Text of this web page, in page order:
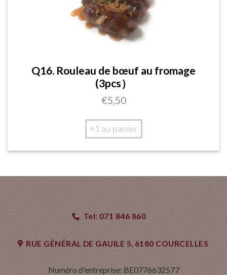
Q16. Rouleau de bœuf au fromage
(3pcs）
€5,50
+1 au panier
Tel: 071 846 860
RUE GÉNÉRAL DE GAUlLE 5, 6180 COURCELLES
Numéro d'entreprise: BE0776632577